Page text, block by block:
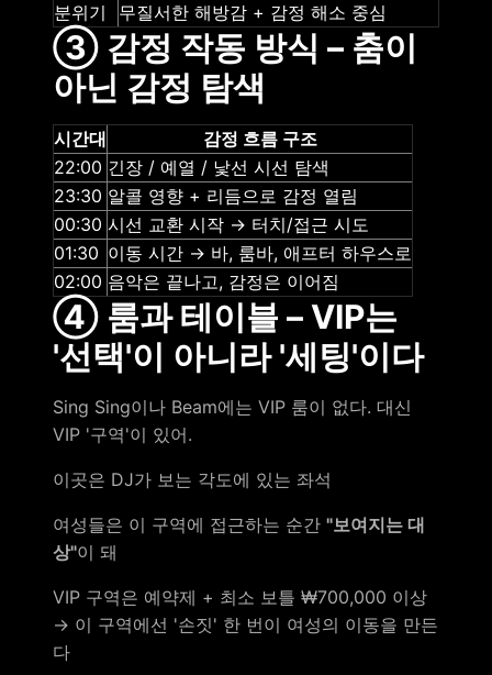
분위기
무질서한 해방감 + 감정 해소 중심
③ 감정 작동 방식 – 춤이
아닌 감정 탐색
시간대
감정 흐름 구조
22:00 긴장 / 예열 / 낯선 시선 탐색
23:30 알콜 영향 + 리듬으로 감정 열림
00:30 시선 교환 시작 → 터치/접근 시도
01:30 이동 시간 → 바, 룸바, 애프터 하우스로
02:00 음악은 끝나고, 감정은 이어짐
④ 룸과 테이블 – VIP는
'선택'이 아니라 '세팅'이다
Sing Sing이나 Beam에는 VIP 룸이 없다. 대신
VIP '구역'이 있어.
이곳은 DJ가 보는 각도에 있는 좌석
여성들은 이 구역에 접근하는 순간 "보여지는 대
상"이 돼
VIP 구역은 예약제 + 최소 보틀 ₩700,000 이상
→ 이 구역에선 '손짓' 한 번이 여성의 이동을 만든
다